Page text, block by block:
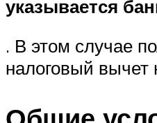
указывается
. В этом случае
налоговый вычет